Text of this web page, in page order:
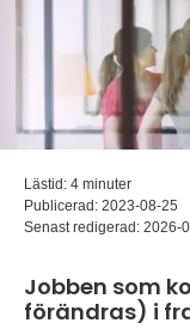
Lästid: 4 minuter
Publicerad: 2023-08-25
Senast redigerad: 2026-
Jobben som
förändras) i